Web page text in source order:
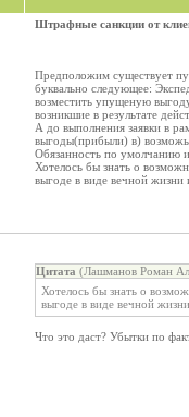
Штрафные санкции от
Предположим существует
буквально следующее:
возместить упущеную
возникшие в результате
А до выполнения заявки в
выгоды(прибыли) в)
Обязанность по умолчанию
Хотелось бы знать о
выгоде в виде вечной
Цитата (Лашманов Роман
Хотелось бы знать о
выгоде в виде вечной
Что это даст? Убытки по